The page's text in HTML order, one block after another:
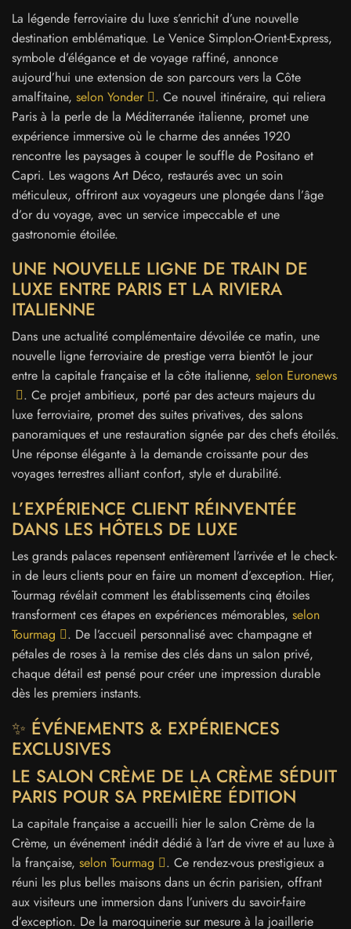
La légende ferroviaire du luxe s’enrichit d’une nouvelle
destination emblématique. Le Venice Simplon-Orient-Express,
symbole d’élégance et de voyage raffiné, annonce
aujourd’hui une extension de son parcours vers la Côte
amalfitaine, selon Yonder
. Ce nouvel itinéraire, qui reliera
Paris à la perle de la Méditerranée italienne, promet une
expérience immersive où le charme des années 1920
rencontre les paysages à couper le souffle de Positano et
Capri. Les wagons Art Déco, restaurés avec un soin
méticuleux, offriront aux voyageurs une plongée dans l’âge
d’or du voyage, avec un service impeccable et une
gastronomie étoilée.
UNE NOUVELLE LIGNE DE TRAIN DE
LUXE ENTRE PARIS ET LA RIVIERA
ITALIENNE
Dans une actualité complémentaire dévoilée ce matin, une
nouvelle ligne ferroviaire de prestige verra bientôt le jour
entre la capitale française et la côte italienne, selon Euronews
. Ce projet ambitieux, porté par des acteurs majeurs du
luxe ferroviaire, promet des suites privatives, des salons
panoramiques et une restauration signée par des chefs étoilés.
Une réponse élégante à la demande croissante pour des
voyages terrestres alliant confort, style et durabilité.
L’EXPÉRIENCE CLIENT RÉINVENTÉE
DANS LES HÔTELS DE LUXE
Les grands palaces repensent entièrement l’arrivée et le check-
in de leurs clients pour en faire un moment d’exception. Hier,
Tourmag révélait comment les établissements cinq étoiles
transforment ces étapes en expériences mémorables, selon
Tourmag
. De l’accueil personnalisé avec champagne et
pétales de roses à la remise des clés dans un salon privé,
chaque détail est pensé pour créer une impression durable
dès les premiers instants.
✨ ÉVÉNEMENTS & EXPÉRIENCES
EXCLUSIVES
LE SALON CRÈME DE LA CRÈME SÉDUIT
PARIS POUR SA PREMIÈRE ÉDITION
La capitale française a accueilli hier le salon Crème de la
Crème, un événement inédit dédié à l’art de vivre et au luxe à
la française, selon Tourmag
. Ce rendez-vous prestigieux a
réuni les plus belles maisons dans un écrin parisien, offrant
aux visiteurs une immersion dans l’univers du savoir-faire
d’exception. De la maroquinerie sur mesure à la joaillerie